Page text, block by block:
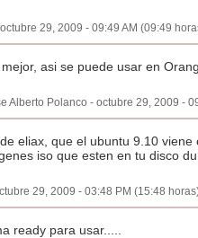
29, 2009 - 09:49 AM (09:49
asi se puede usar en
Alberto Polanco - octubre 29, 2009 -
eliax, que el ubuntu 9.10
iso que esten en tu disco
29, 2009 - 03:48 PM (15:48
ready para usar.....